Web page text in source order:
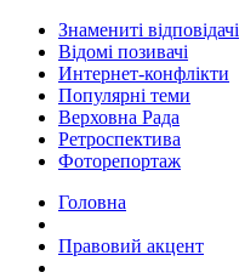
Знамениті відповідачі
Відомі позивачі
Интернет-конфлікти
Популярні теми
Верховна Рада
Ретроспектива
Фоторепортаж
Головна
Правовий акцент